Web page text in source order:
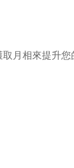
月相來提升您